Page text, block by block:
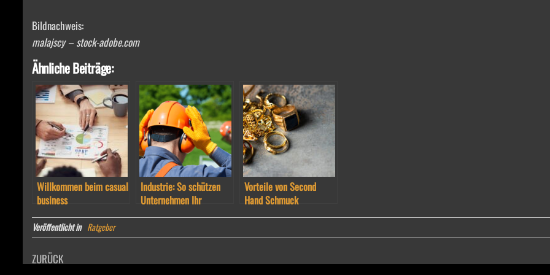
Bildnachweis:
malajscy – stock-adobe.com
Ähnliche Beiträge:
Willkommen beim casual
business
Industrie: So schützen
Unternehmen Ihr
Vorteile von Second
Hand Schmuck
Veröffentlicht in Ratgeber
Beitragsnavigation
Vorheriger
ZURÜCK